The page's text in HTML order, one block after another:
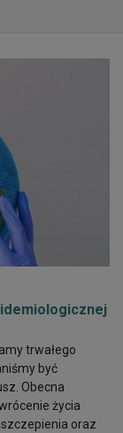
trwałego
być
Obecna
życia
oraz